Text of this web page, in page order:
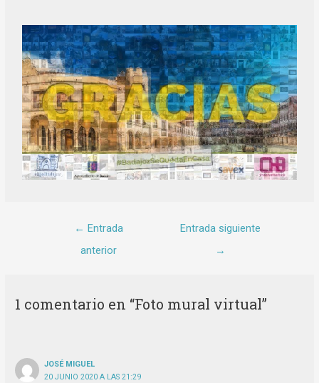
← Entrada
anterior
Entrada siguiente
→
1 comentario en “Foto mural virtual”
JOSÉ MIGUEL
20 JUNIO 2020 A LAS 21:29